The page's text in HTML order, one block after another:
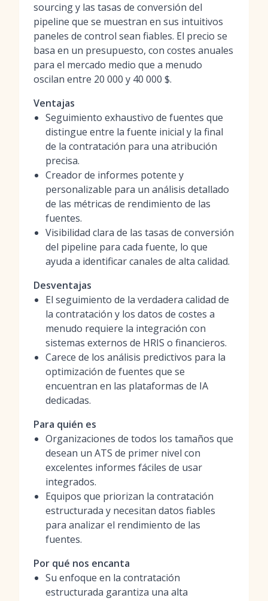
sourcing y las tasas de conversión del
pipeline que se muestran en sus intuitivos
paneles de control sean fiables. El precio se
basa en un presupuesto, con costes anuales
para el mercado medio que a menudo
oscilan entre 20 000 y 40 000 $.
Ventajas
Seguimiento exhaustivo de fuentes que
distingue entre la fuente inicial y la final
de la contratación para una atribución
precisa.
Creador de informes potente y
personalizable para un análisis detallado
de las métricas de rendimiento de las
fuentes.
Visibilidad clara de las tasas de conversión
del pipeline para cada fuente, lo que
ayuda a identificar canales de alta calidad.
Desventajas
El seguimiento de la verdadera calidad de
la contratación y los datos de costes a
menudo requiere la integración con
sistemas externos de HRIS o financieros.
Carece de los análisis predictivos para la
optimización de fuentes que se
encuentran en las plataformas de IA
dedicadas.
Para quién es
Organizaciones de todos los tamaños que
desean un ATS de primer nivel con
excelentes informes fáciles de usar
integrados.
Equipos que priorizan la contratación
estructurada y necesitan datos fiables
para analizar el rendimiento de las
fuentes.
Por qué nos encanta
Su enfoque en la contratación
estructurada garantiza una alta